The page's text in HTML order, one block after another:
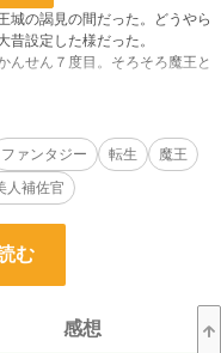
城の謁見の間だった。どうやら
設定した様だった。
んせん７度目。そろそろ魔王と
思い立つが･･･その前にその魔
ょうと、筆頭補佐官に促され
ファンタジー 転生
魔王
人補佐官
む
感想